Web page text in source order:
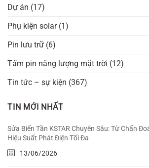
Dự án (17)
Phụ kiện solar(1)
Pin lưu trữ (6)
Tấm pin năng lượng mặt trời (12)
Tin tức – sự kiện (367)
TIN MỚI NHẤT
Sửa Biến Tần KSTAR Chuyên Sâu: Từ Chẩn
Hiệu Suất Phát Điện Tối Đa
13/06/2026